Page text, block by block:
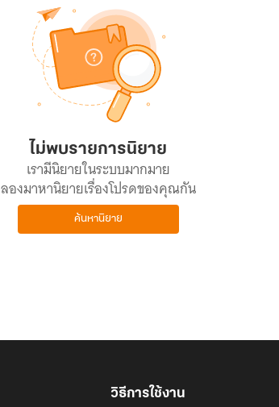
ไม่พบรายการนิยาย
เรามีนิยายในระบบมากมาย
ลองมาหานิยายเรื่องโปรดของคุณกัน
ค้นหานิยาย
วิธีการใช้งาน